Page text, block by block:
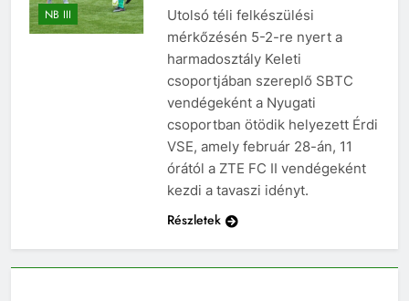
NB III
Utolsó téli felkészülési
mérkőzésén 5-2-re nyert a
harmadosztály Keleti
csoportjában szereplő SBTC
vendégeként a Nyugati
csoportban ötödik helyezett Érdi
VSE, amely február 28-án, 11
órától a ZTE FC II vendégeként
kezdi a tavaszi idényt.
Részletek